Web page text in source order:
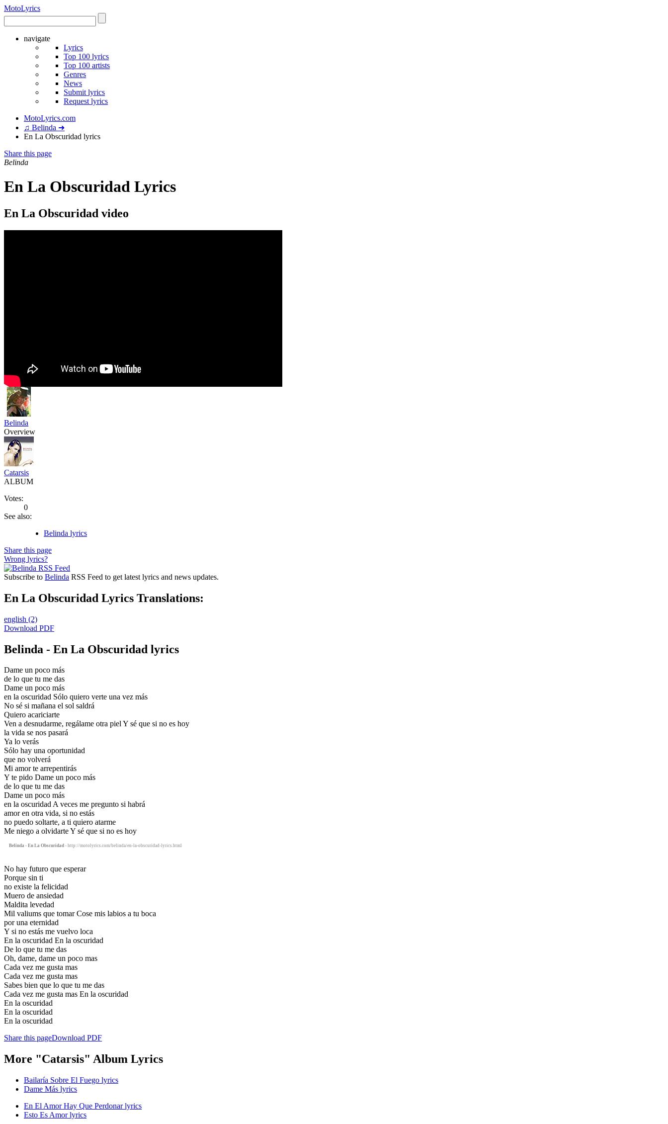
MotoLyrics
navigate
Lyrics
Top 100 lyrics
Top 100 artists
Genres
News
Submit lyrics
Request lyrics
MotoLyrics.com
♫ Belinda ➜
En La Obscuridad lyrics
Share this page
Belinda
En La Obscuridad Lyrics
En La Obscuridad video
Belinda
Overview
Catarsis
ALBUM
Votes:
0
See also:
Belinda lyrics
Share this page
Wrong lyrics?
Subscribe to Belinda RSS Feed to get latest lyrics and news updates.
En La Obscuridad Lyrics Translations:
english (2)
Download PDF
Belinda - En La Obscuridad lyrics
Dame un poco más
de lo que tu me das
Dame un poco más
en la oscuridad Sólo quiero verte una vez más
No sé si mañana el sol saldrá
Quiero acariciarte
Ven a desnudarme, regálame otra piel Y sé que si no es hoy
la vida se nos pasará
Ya lo verás
Sólo hay una oportunidad
que no volverá
Mi amor te arrepentirás
Y te pido Dame un poco más
de lo que tu me das
Dame un poco más
en la oscuridad A veces me pregunto si habrá
amor en otra vida, si no estás
no puedo soltarte, a ti quiero atarme
Me niego a olvidarte Y sé que si no es hoy
Belinda - En La Obscuridad - http://motolyrics.com/belinda/en-la-obscuridad-lyrics.html
No hay futuro que esperar
Porque sin ti
no existe la felicidad
Muero de ansiedad
Maldita levedad
Mil valiums que tomar Cose mis labios a tu boca
por una eternidad
Y si no estás me vuelvo loca
En la oscuridad En la oscuridad
De lo que tu me das
Oh, dame, dame un poco mas
Cada vez me gusta mas
Cada vez me gusta mas
Sabes bien que lo que tu me das
Cada vez me gusta mas En la oscuridad
En la oscuridad
En la oscuridad
En la oscuridad
Share this pageDownload PDF
More "Catarsis" Album Lyrics
Bailaría Sobre El Fuego lyrics
Dame Más lyrics
En El Amor Hay Que Perdonar lyrics
Esto Es Amor lyrics